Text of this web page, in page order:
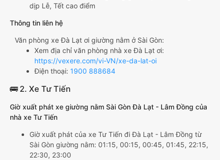
dịp Lễ, Tết cao điểm
Thông tin liên hệ
Văn phòng xe Đà Lạt ơi giường nằm ở Sài Gòn:
Xem địa chỉ văn phòng nhà xe Đà Lạt ơi:
https://vexere.com/vi-VN/xe-da-lat-oi
Điện thoại: 1900 888684
🚌 2. Xe Tư Tiến
Giờ xuất phát xe giường nằm Sài Gòn Đà Lạt - Lâm Đồng của
nhà xe Tư Tiến
Giờ xuất phát của xe Tư Tiến đi Đà Lạt - Lâm Đồng từ
Sài Gòn giường nằm: 01:15, 00:15, 00:45, 01:45, 22:15,
22:30, 23:00